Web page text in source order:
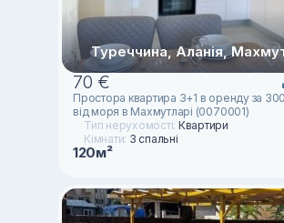
Туреччина, Аланія,
70 €
Простора квартира 3+1 в оренду за
від моря в Махмутларі (0070001)
Тип нерухомості: Квартири
Кімнати: 3 спальні
120м²